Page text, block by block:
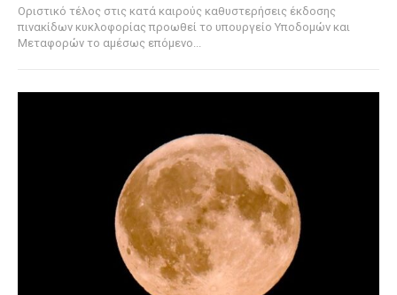
Οριστικό τέλος στις κατά καιρούς καθυστερήσεις έκδοσης
πινακίδων κυκλοφορίας προωθεί το υπουργείο Υποδομών και
Μεταφορών το αμέσως επόμενο...